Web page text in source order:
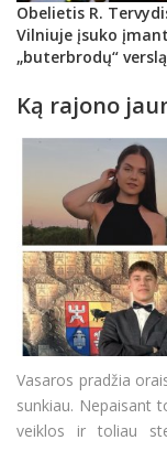
Obelietis R.
Vilniuje įsuko
„buterbrodų“ verslą
Ką rajono
Vasaros pradžia
sunkiau. Nepaisant
veiklos ir toliau